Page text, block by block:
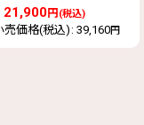
21,900円 (税込)
売価格(税込): 39,160円